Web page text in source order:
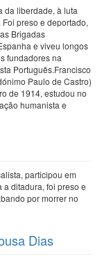
da liberdade, à luta
preso e deportado,
Brigadas
e viveu longos
fundadores na
Português.Francisco
Paulo de Castro)
de 1914, estudou no
humanista e
participou em
ditadura, foi preso e
por morrer no
Dias